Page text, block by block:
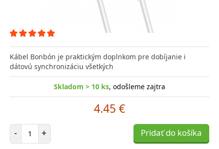
Kábel Bonbón je praktickým doplnkom pre dobíjanie i
dátovú synchronizáciu všetkých
Skladom > 10 ks, odošleme zajtra
4.45 €
- Počet položiek
+ Pridať do košíka